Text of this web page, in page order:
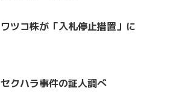
ワツコ株が「入札停止措置」に
セクハラ事件の証人調べ